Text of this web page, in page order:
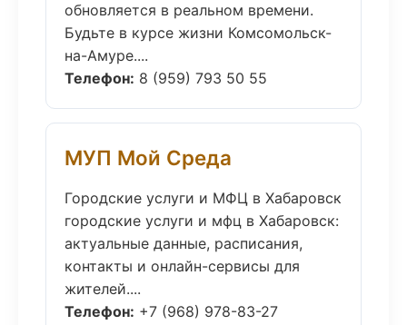
обновляется в реальном времени.
Будьте в курсе жизни Комсомольск-
на-Амуре....
Телефон: 8 (959) 793 50 55
МУП Мой Среда
Городские услуги и МФЦ в Хабаровск
городские услуги и мфц в Хабаровск:
актуальные данные, расписания,
контакты и онлайн-сервисы для
жителей....
Телефон: +7 (968) 978-83-27